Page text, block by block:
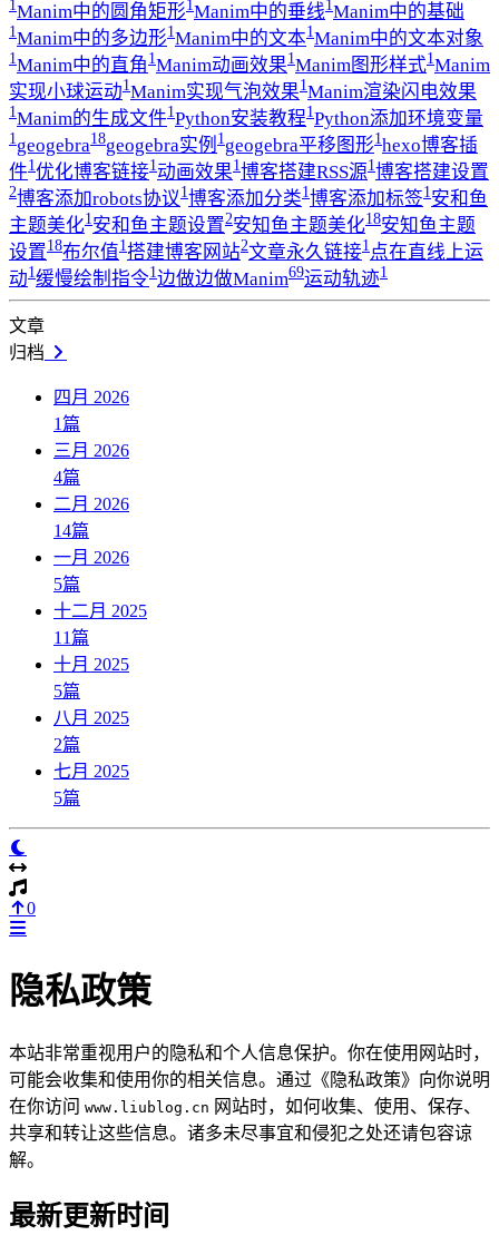
1Manim中的圆角矩形1Manim中的垂线1Manim中的基础
1Manim中的多边形1Manim中的文本1Manim中的文本对象
1Manim中的直角 1Manim动画效果1Manim图形样式1Manim
实现小球运动1Manim实现气泡效果1Manim渲染闪电效果
1Manim的生成文件1Python安装教程1Python添加环境变量
1geogebra18geogebra实例 1geogebra平移图形1hexo博客插
件1优化博客链接1动画效果1博客搭建RSS源1博客搭建设置
2博客添加robots协议 1博客添加分类1博客添加标签1安和鱼
主题美化1安和鱼主题设置2安知鱼主题美化18安知鱼主题
设置18布尔值1搭建博客网站2文章永久链接1点在直线上运
动1缓慢绘制指令1边做边做Manim69运动轨迹1
文章
归档
四月 2026
1篇
三月 2026
4篇
二月 2026
14篇
一月 2026
5篇
十二月 2025
11篇
十月 2025
5篇
八月 2025
2篇
七月 2025
5篇
0
隐私政策
本站非常重视用户的隐私和个人信息保护。你在使用网站时，
可能会收集和使用你的相关信息。通过《隐私政策》向你说明
在你访问 www.liublog.cn 网站时，如何收集、使用、保存、
共享和转让这些信息。诸多未尽事宜和侵犯之处还请包容谅
解。
最新更新时间